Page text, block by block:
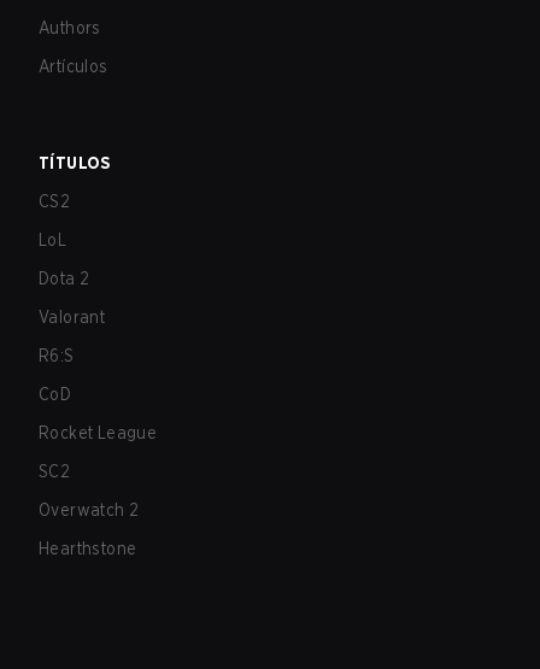
Authors
Artículos
TÍTULOS
CS2
LoL
Dota 2
Valorant
R6:S
CoD
Rocket League
SC2
Overwatch 2
Hearthstone